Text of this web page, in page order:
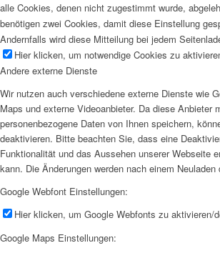
alle Cookies, denen nicht zugestimmt wurde,
benötigen zwei Cookies, damit diese Einstellung
Andernfalls wird diese Mitteilung bei jedem
Hier klicken, um notwendige Cookies zu
Andere externe Dienste
Wir nutzen auch verschiedene externe Dienste wie
Maps und externe Videoanbieter. Da diese Anbieter
personenbezogene Daten von Ihnen speichern,
deaktivieren. Bitte beachten Sie, dass eine
Funktionalität und das Aussehen unserer Webseite
kann. Die Änderungen werden nach einem
Google Webfont Einstellungen:
Hier klicken, um Google Webfonts zu aktivieren/
Google Maps Einstellungen: